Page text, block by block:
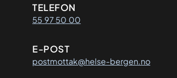
Kontaktinformasjon
TELEFON
55 97 50 00
E-POST
postmottak@helse-bergen.no